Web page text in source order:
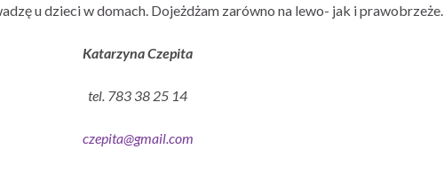
u dzieci w domach. Dojeżdżam zarówno na lewo- jak i prawobrzeże.
Katarzyna Czepita
tel. 783 38 25 14
czepita@gmail.com